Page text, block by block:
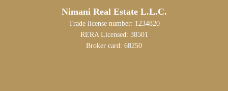
Nimani Real Estate L.L.C.
Trade license number: 1234820
RERA Licensed: 38501
Broker card: 68250